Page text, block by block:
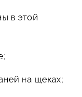
в этой
на щеках;